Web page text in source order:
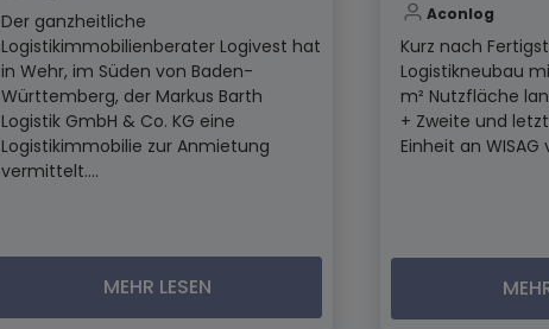
Der ganzheitliche
Logistikimmobilienberater Logivest hat
in Wehr, im Süden von Baden-
Württemberg, der Markus Barth
Logistik GmbH & Co. KG eine
Logistikimmobilie zur Anmietung
vermittelt....
MEHR LESEN
Aconlog
Kurz nach
Logistikneubau
m² Nutzfläche
+ Zweite und
Einheit an